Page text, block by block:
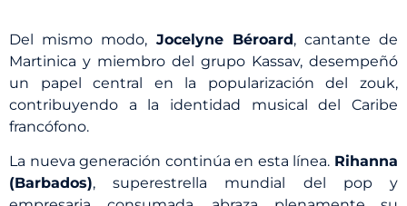
Del mismo modo, Jocelyne Béroard, cantante de
Martinica y miembro del grupo Kassav, desempeñó
un papel central en la popularización del zouk,
contribuyendo a la identidad musical del Caribe
francófono.
La nueva generación continúa en esta línea. Rihanna
(Barbados), superestrella mundial del pop y